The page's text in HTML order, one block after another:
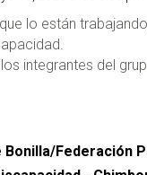
lo están
integrantes del
Bonilla/Federación